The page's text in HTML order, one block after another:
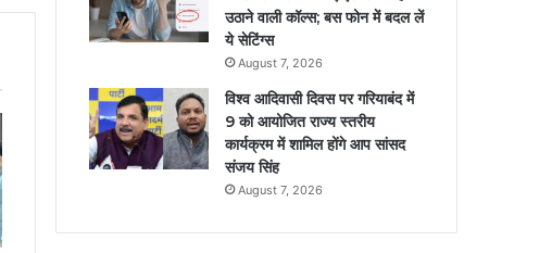
उठाने वाली कॉल्स; बस फोन में बदल लें
ये सेटिंग्स
August 7, 2026
विश्व आदिवासी दिवस पर गरियाबंद में
9 को आयोजित राज्य स्तरीय
कार्यक्रम में शामिल होंगे आप सांसद
संजय सिंह
August 7, 2026